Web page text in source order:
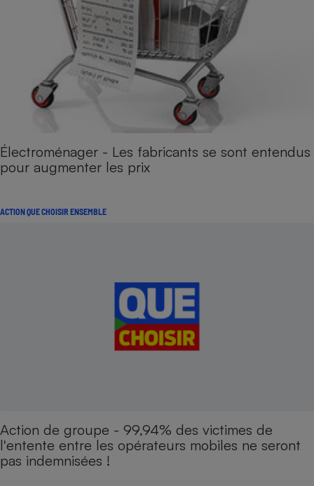
Électroménager - Les fabricants se sont entendus
pour augmenter les prix
ACTION QUE CHOISIR ENSEMBLE
Action de groupe - 99,94% des victimes de
l'entente entre les opérateurs mobiles ne seront
pas indemnisées !